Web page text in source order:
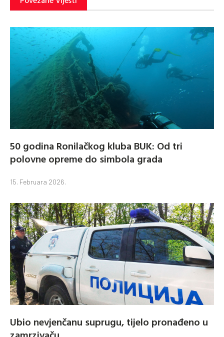
50 godina Ronilačkog kluba BUK: Od tri
polovne opreme do simbola grada
15. Februara 2026.
Ubio nevjenčanu suprugu, tijelo pronađeno u